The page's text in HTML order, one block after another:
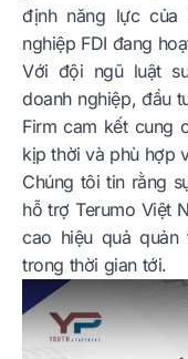
định năng lực của
nghiệp FDI đang
Với đội ngũ luật
doanh nghiệp, đầu
Firm cam kết cung
kịp thời và phù hợp
Chúng tôi tin rằng
hỗ trợ Terumo Việt
cao hiệu quả
trong thời gian tới.
Play